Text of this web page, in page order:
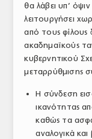
θα λάβει υπ’
λειτουργήσει
από τους φίλους
ακαδημαϊκούς
κυβερνητικού
μεταρρύθμισης
Η σύνδεση
ικανότητας
καθώς τα
αναλογικά